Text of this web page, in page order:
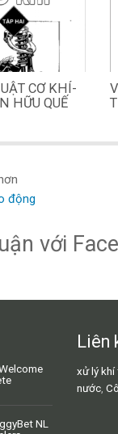
CƠ KHÍ-
HỮU QUẾ
động
với
NL
Liên
xử lý khí
nước